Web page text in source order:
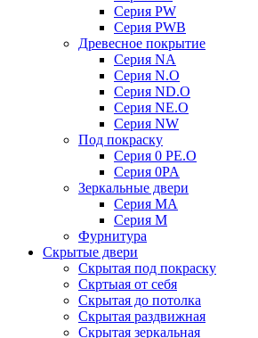
Серия PW
Серия PWB
Древесное покрытие
Серия NA
Серия N.O
Серия ND.O
Серия NE.O
Серия NW
Под покраску
Серия 0 PE.O
Серия 0PA
Зеркальные двери
Серия MA
Серия M
Фурнитура
Скрытые двери
Скрытая под покраску
Скртыая от себя
Скрытая до потолка
Скрытая раздвижная
Скрытая зеркальная